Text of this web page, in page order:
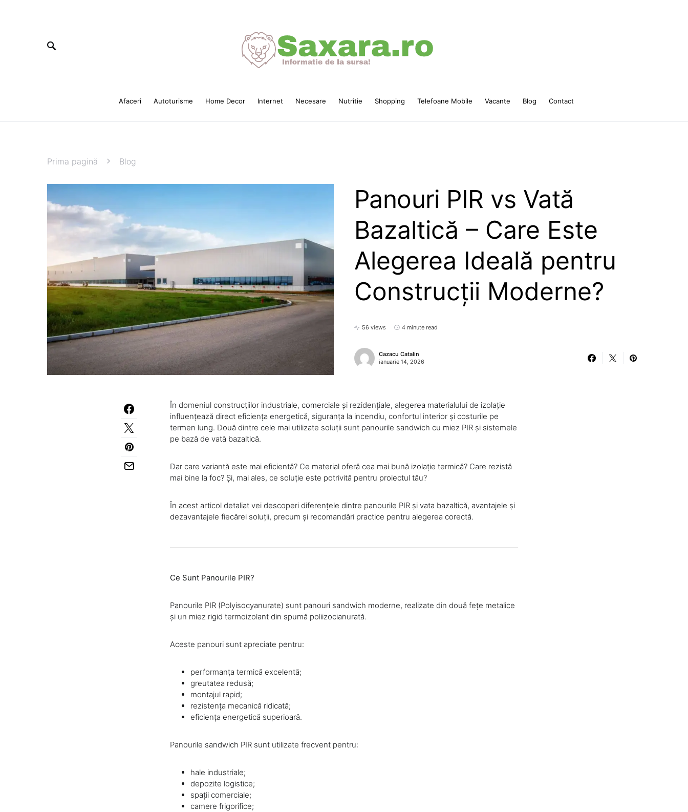
Afaceri Autoturisme Home Decor Internet Necesare Nutritie Shopping Telefoane Mobile Vacante Blog Contact
Prima pagină Blog
Panouri PIR vs Vată
Bazaltică – Care Este
Alegerea Ideală pentru
Construcții Moderne?
56 views 4 minute read
Cazacu Catalin
ianuarie 14, 2026
În domeniul construcțiilor industriale, comerciale și rezidențiale, alegerea materialului de izolație
influențează direct eficiența energetică, siguranța la incendiu, confortul interior și costurile pe
termen lung. Două dintre cele mai utilizate soluții sunt panourile sandwich cu miez PIR și sistemele
pe bază de vată bazaltică.
Dar care variantă este mai eficientă? Ce material oferă cea mai bună izolație termică? Care rezistă
mai bine la foc? Și, mai ales, ce soluție este potrivită pentru proiectul tău?
În acest articol detaliat vei descoperi diferențele dintre panourile PIR și vata bazaltică, avantajele și
dezavantajele fiecărei soluții, precum și recomandări practice pentru alegerea corectă.
Ce Sunt Panourile PIR?
Panourile PIR (Polyisocyanurate) sunt panouri sandwich moderne, realizate din două fețe metalice
și un miez rigid termoizolant din spumă poliizocianurată.
Aceste panouri sunt apreciate pentru:
performanța termică excelentă;
greutatea redusă;
montajul rapid;
rezistența mecanică ridicată;
eficiența energetică superioară.
Panourile sandwich PIR sunt utilizate frecvent pentru:
hale industriale;
depozite logistice;
spații comerciale;
camere frigorifice;